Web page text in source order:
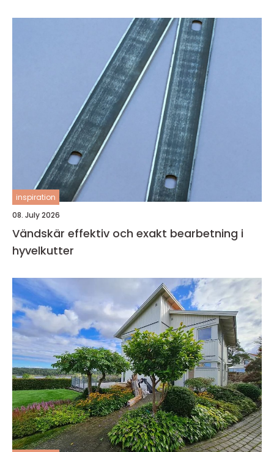
inspiration
08. July 2026
Vändskär effektiv och exakt bearbetning i
hyvelkutter